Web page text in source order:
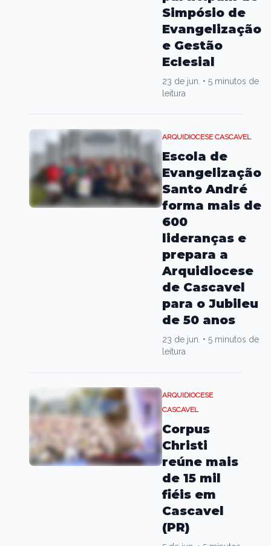
Simpósio de
Evangelização
e Gestão
Eclesial
23 de jun. • 5 minutos de
leitura
ARQUIDIOCESE CASCAVEL
Escola de
Evangelização
Santo André
forma mais de
600
lideranças e
prepara a
Arquidiocese
de Cascavel
para o Jubileu
de 50 anos
23 de jun. • 5 minutos de
leitura
ARQUIDIOCESE
CASCAVEL
Corpus
Christi
reúne mais
de 15 mil
fiéis em
Cascavel
(PR)